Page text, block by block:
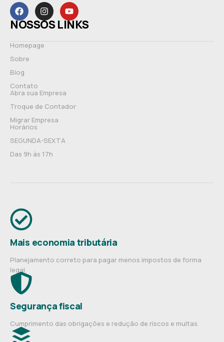
NOSSOS LINKS
Homepage
Sobre
Blog
Contato
Abra sua Empresa
Troque de Contador
Migrar Empresa
Horários
SEGUNDA-SEXTA
Das 9h às 17h
Mais economia tributária
Planejamento correto para pagar menos impostos de forma
legal.
Segurança fiscal
Cumprimento das obrigações e redução de riscos e multas.